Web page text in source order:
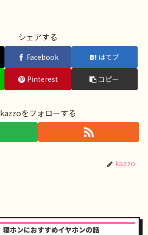
シェアする
Facebook はてブ
Pinterest コピー
kazzoをフォローする
kazzo
寝ホンにおすすめイヤホンの話